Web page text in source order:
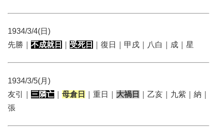
1934/3/4(日)
先勝｜ 不成就日 受死日 ｜復日｜甲戌｜八白｜成｜星
1934/3/5(月)
友引｜ 三隣亡 母倉日 ｜重日｜ 大禍日
｜乙亥｜九紫｜納｜
張